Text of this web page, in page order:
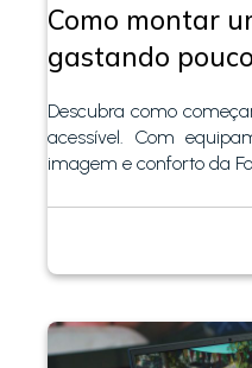
Como montar
gastando pouco
Descubra como
acessível. Com
imagem e conforto da